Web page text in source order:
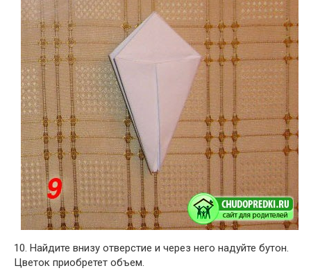
10. Найдите внизу отверстие и через него надуйте бутон.
Цветок приобретет объем.